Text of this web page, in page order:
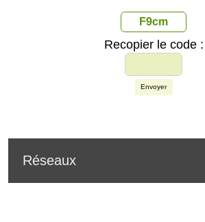
F9cm
Recopier le code :
Envoyer
Réseaux